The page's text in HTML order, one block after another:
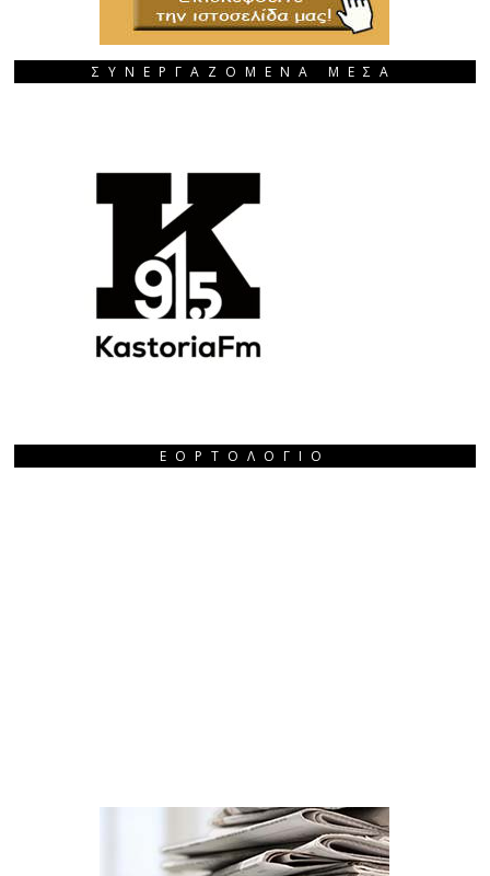
ΣΥΝΕΡΓΑΖΟΜΕΝΑ ΜΕΣΑ
ΕΟΡΤΟΛΌΓΙΟ